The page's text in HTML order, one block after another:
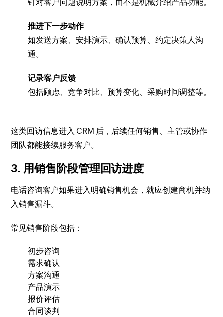
针对客户问题说明方案，而不是机械介绍产品功能。
推进下一步动作
如发送方案、安排演示、确认预算、约定决策人沟
通。
记录客户反馈
包括顾虑、竞争对比、预算变化、采购时间调整等。
这类回访信息进入 CRM 后，后续任何销售、主管或协作
团队都能接续服务客户。
3. 用销售阶段管理回访进度
电话咨询客户如果进入明确销售机会，就应创建商机并纳
入销售漏斗。
常见销售阶段包括：
初步咨询
需求确认
方案沟通
产品演示
报价评估
合同谈判